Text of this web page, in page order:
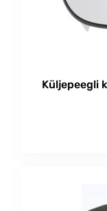
Küljepeegli